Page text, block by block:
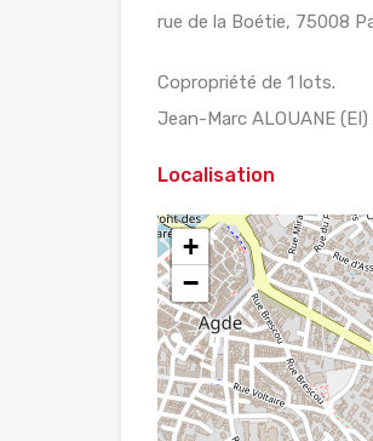
rue de la Boétie, 75008
Copropriété de 1 lots.
Jean-Marc ALOUANE
Localisation
+
−